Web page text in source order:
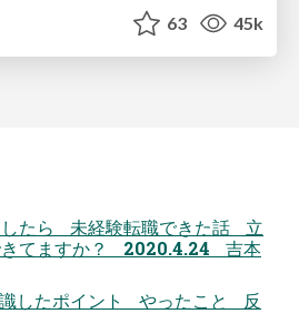
63 45k
したら 未経験転職できた話 立
きてますか？ 2020.4.24 吉本
したポイント やったこと 反